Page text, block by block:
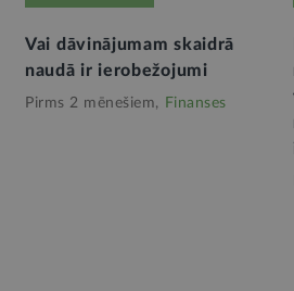
Vai dāvinājumam skaidrā
naudā ir ierobežojumi
Pirms 2 mēnešiem, Finanses